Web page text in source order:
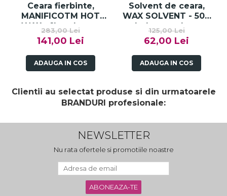
Ceara fierbinte,
MANIFICOTM HOT
WAX - 1kg - Lycon
283,00 Lei
141,00 Lei
ADAUGA IN COS
Solvent de ceara,
WAX SOLVENT - 500
ml - Lycon - Lycon
125,00 Lei
62,00 Lei
ADAUGA IN COS
Clientii au selectat produse si din urmatoarele
BRANDURI profesionale:
NEWSLETTER
Nu rata ofertele si promotiile noastre